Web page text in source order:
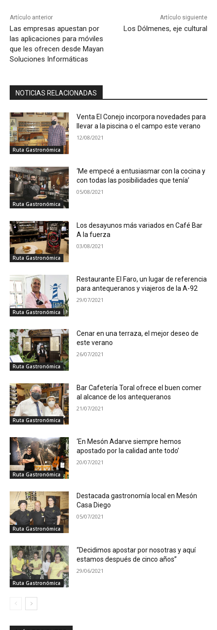
Artículo anterior
Las empresas apuestan por
las aplicaciones para móviles
que les ofrecen desde Mayan
Soluciones Informáticas
Artículo siguiente
Los Dólmenes, eje cultural
NOTICIAS RELACIONADAS
Ruta Gastronómica
Venta El Conejo incorpora novedades para
llevar a la piscina o el campo este verano
12/08/2021
Ruta Gastronómica
‘Me empecé a entusiasmar con la cocina y
con todas las posibilidades que tenía’
05/08/2021
Ruta Gastronómica
Los desayunos más variados en Café Bar
A la fuerza
03/08/2021
Ruta Gastronómica
Restaurante El Faro, un lugar de referencia
para antequeranos y viajeros de la A-92
29/07/2021
Ruta Gastronómica
Cenar en una terraza, el mejor deseo de
este verano
26/07/2021
Ruta Gastronómica
Bar Cafetería Toral ofrece el buen comer
al alcance de los antequeranos
21/07/2021
Ruta Gastronómica
‘En Mesón Adarve siempre hemos
apostado por la calidad ante todo’
20/07/2021
Ruta Gastronómica
Destacada gastronomía local en Mesón
Casa Diego
05/07/2021
Ruta Gastronómica
“Decidimos apostar por nosotras y aquí
estamos después de cinco años”
29/06/2021